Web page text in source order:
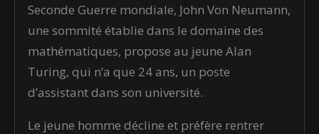
Seconde Guerre mondiale, John Von Neumann,
une sommité établie dans le domaine des
mathématiques, propose au jeune Alan
Turing, qui n’a que 24 ans, un poste
d’assistant dans son université.
Le jeune homme décline et préfère rentrer